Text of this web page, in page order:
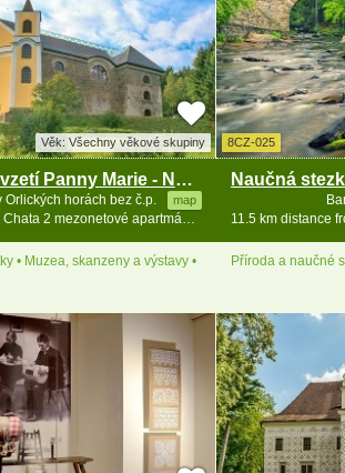
Věk: Všechny věkové skupiny
Kostel Nanebevzetí Panny Marie - Neratov
Orlických horách bez č.p. map
6.9 km distance from Chata 2 mezonetové apartmány - Zakletý
• Muzea, skanzeny a výstavy •
8CZ-025
Příroda a naučné